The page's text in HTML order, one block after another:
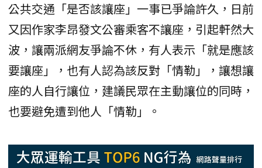
公共交通「是否該讓座」一事已爭論許久，日前
又因作家李昂發文公審乘客不讓座，引起軒然大
波，讓兩派網友爭論不休，有人表示「就是應該
要讓座」，也有人認為該反對「情勒」，讓想讓
座的人自行讓位，建議民眾在主動讓位的同時，
也要避免遭到他人「情勒」。